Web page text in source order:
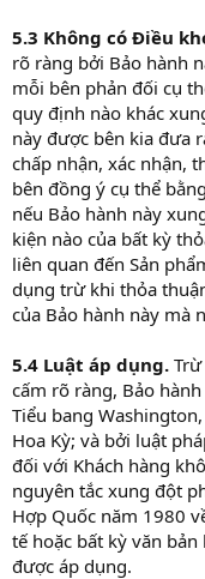
5.3 Không có Điều
rõ ràng bởi Bảo hành
mỗi bên phản đối cụ
quy định nào khác
này được bên kia đưa
chấp nhận, xác nhận,
bên đồng ý cụ thể
nếu Bảo hành này
kiện nào của bất kỳ
liên quan đến Sản
dụng trừ khi thỏa
của Bảo hành này mà
5.4 Luật áp dụng.
cấm rõ ràng, Bảo
Tiểu bang
Hoa Kỳ; và bởi luật
đối với Khách hàng
nguyên tắc xung đột
Hợp Quốc năm 1980
tế hoặc bất kỳ văn
được áp dụng.